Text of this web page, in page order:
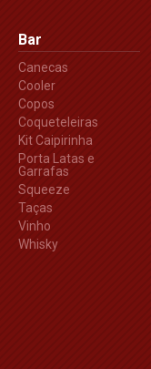
Bar
Canecas
Cooler
Copos
Coqueteleiras
Kit Caipirinha
Porta Latas e
Garrafas
Squeeze
Taças
Vinho
Whisky